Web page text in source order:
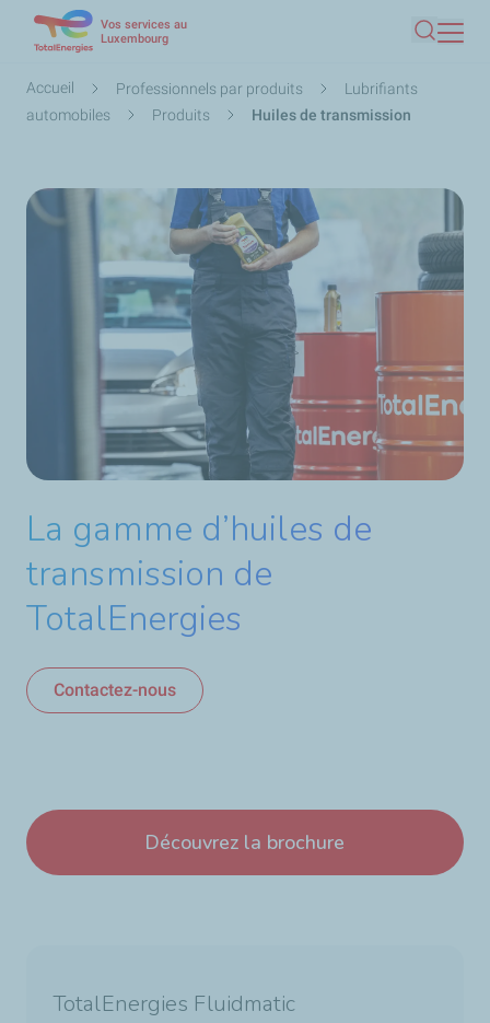
contenu
principal
Vos services au
Luxembourg
Fil
d'Ariane
Accueil Professionnels par produits
Lubrifiants
automobiles
Produits Huiles de transmission
La gamme d’huiles de
transmission de
TotalEnergies
Contactez-nous
Découvrez la brochure
TotalEnergies Fluidmatic